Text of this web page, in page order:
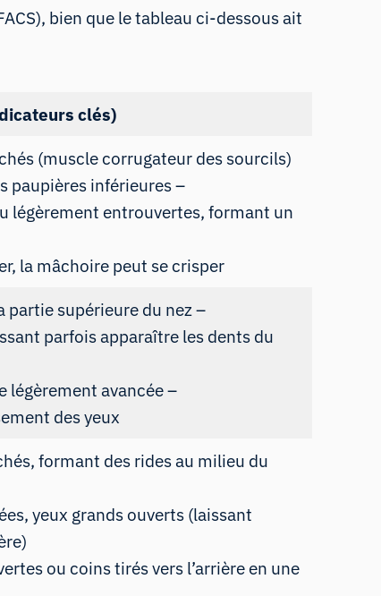
), bien que le tableau ci-dessous ait
clés)
(muscle corrugateur des sourcils)
paupières inférieures –
légèrement entrouvertes, formant un
la mâchoire peut se crisper
partie supérieure du nez –
parfois apparaître les dents du
légèrement avancée –
des yeux
formant des rides au milieu du
yeux grands ouverts (laissant
ou coins tirés vers l’arrière en une